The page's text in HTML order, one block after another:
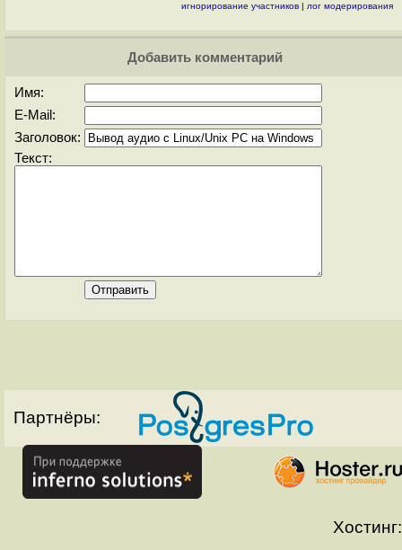
игнорирование участников | лог модерирования
Добавить комментарий
Имя:
E-Mail:
Заголовок:
Текст:
Партнёры:
Хостинг: